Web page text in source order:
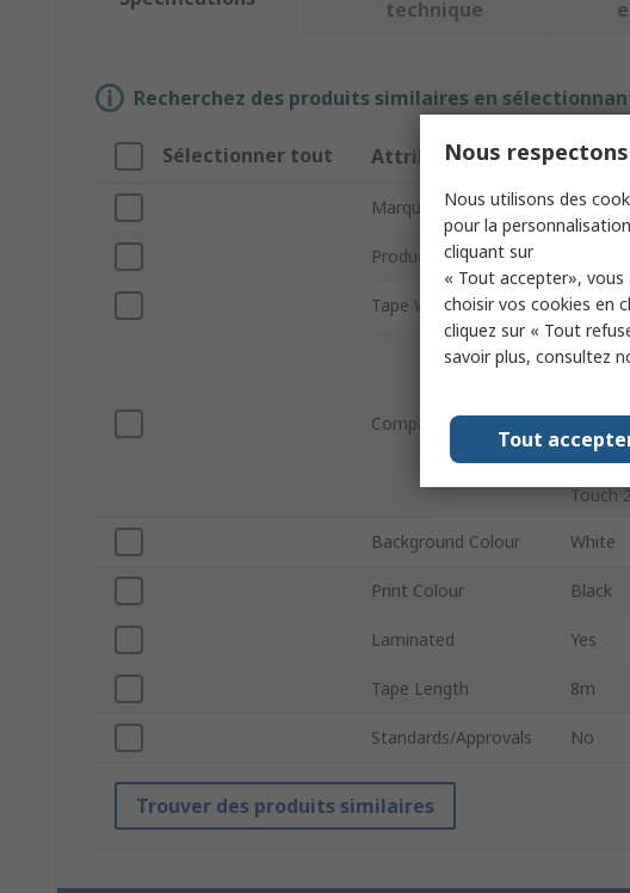
technique
Recherchez des produits similaires en
Sélectionner tout Attribut Valeur
Marque Brother
Product Type
Tape Width 9mm
Compatible Printers
P-
105
200, H
Touch
Background Colour White
Print Colour Black
Laminated Yes
Tape Length 8m
Standards/Approvals No
Trouver des produits similaires
Nous
Nous utilisons des
pour la
cliquant sur
« Tout accepter»,
choisir vos cookies en
cliquez sur « Tout
savoir plus, consultez
Tout